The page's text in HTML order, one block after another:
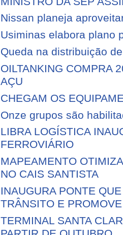
Nissan planeja
Usiminas elabora plano
Queda na distribuição
OILTANKING COMPRA
AÇU
CHEGAM OS
Onze grupos são
LIBRA LOGÍSTICA
FERROVIÁRIO
MAPEAMENTO
NO CAIS SANTISTA
INAUGURA PONTE
TRÂNSITO E
TERMINAL SANTA